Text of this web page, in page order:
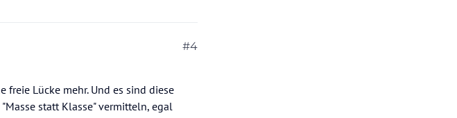
#4
freie Lücke mehr. Und es sind diese
statt Klasse" vermitteln, egal